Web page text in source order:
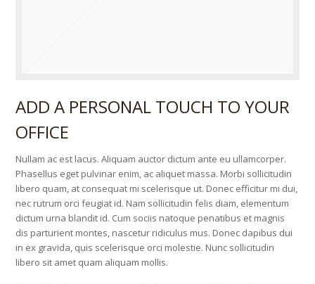
ADD A PERSONAL TOUCH TO YOUR
OFFICE
Nullam ac est lacus. Aliquam auctor dictum ante eu ullamcorper.
Phasellus eget pulvinar enim, ac aliquet massa. Morbi sollicitudin
libero quam, at consequat mi scelerisque ut. Donec efficitur mi dui,
nec rutrum orci feugiat id. Nam sollicitudin felis diam, elementum
dictum urna blandit id. Cum sociis natoque penatibus et magnis
dis parturient montes, nascetur ridiculus mus. Donec dapibus dui
in ex gravida, quis scelerisque orci molestie. Nunc sollicitudin
libero sit amet quam aliquam mollis.